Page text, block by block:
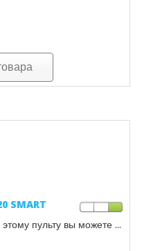
SMART
пульту вы можете ...